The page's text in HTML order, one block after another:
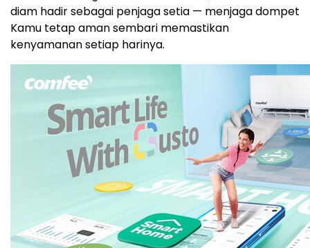
diam hadir sebagai penjaga setia — menjaga dompet
Kamu tetap aman sembari memastikan
kenyamanan setiap harinya.